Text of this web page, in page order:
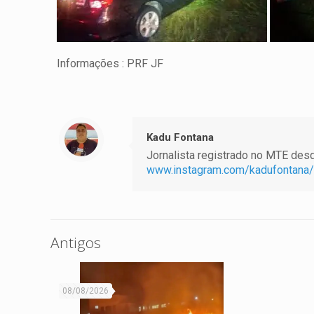
Informações : PRF JF
Kadu Fontana
Jornalista registrado no MTE
www.instagram.com/kadufontana/
Antigos
08/08/2026